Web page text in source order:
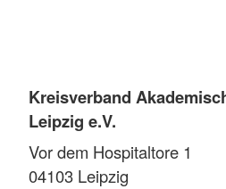
Kreisverband
Leipzig e.V.
Vor dem Hospitaltore 1
04103 Leipzig